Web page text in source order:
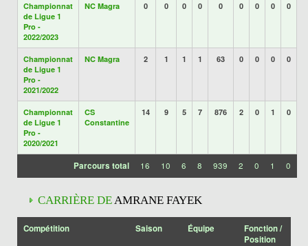
Championnat
de Ligue 1
Pro -
2022/2023
NC Magra 0 0 0 0 0 0 0 0 0
Championnat
de Ligue 1
Pro -
2021/2022
NC Magra 2 1 1 1 63 0 0 0 0
Championnat
de Ligue 1
Pro -
2020/2021
CS
Constantine
14 9 5 7 876 2 0 1 0
Parcours total 16 10 6 8 939 2 0 1 0
CARRIÈRE DEAMRANE FAYEK
Compétition Saison Équipe
Fonction /
Position